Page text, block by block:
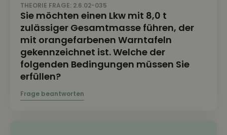
THEORIE FRAGE: 2.6.02-035
Sie möchten einen Lkw mit 8,0 t
zulässiger Gesamtmasse führen, der
mit orangefarbenen Warntafeln
gekennzeichnet ist. Welche der
folgenden Bedingungen müssen Sie
erfüllen?